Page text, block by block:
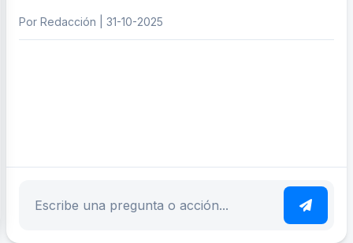
Por Redacción | 31-10-2025
Escribe tu pregunta